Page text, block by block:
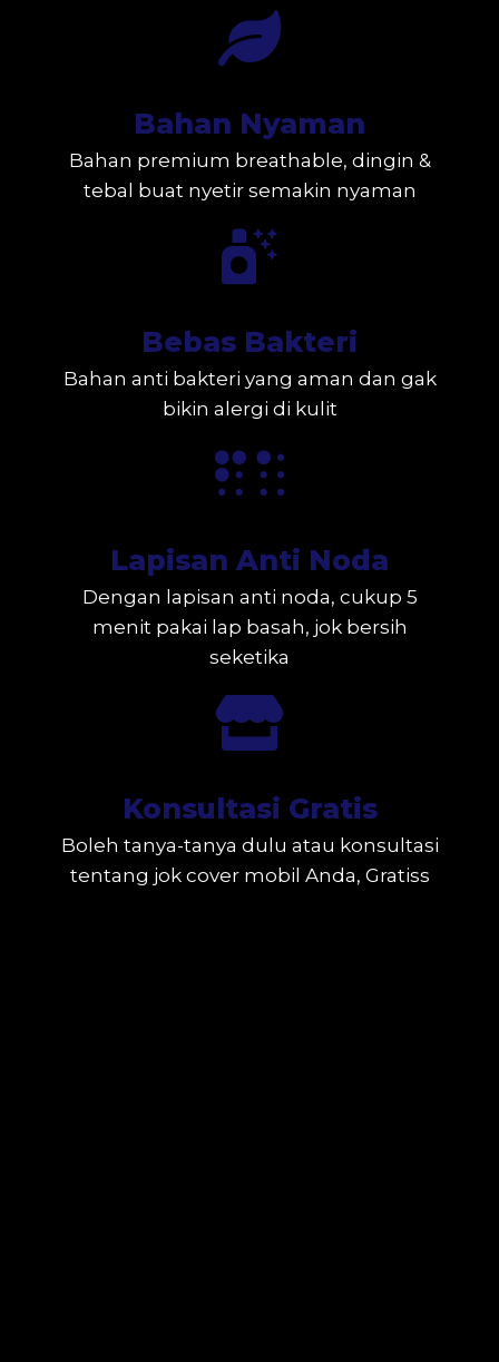
Bahan Nyaman
Bahan premium breathable, dingin &
tebal buat nyetir semakin nyaman
Bebas Bakteri
Bahan anti bakteri yang aman dan gak
bikin alergi di kulit
Lapisan Anti Noda
Dengan lapisan anti noda, cukup 5
menit pakai lap basah, jok bersih
seketika
Konsultasi Gratis
Boleh tanya-tanya dulu atau konsultasi
tentang jok cover mobil Anda, Gratiss